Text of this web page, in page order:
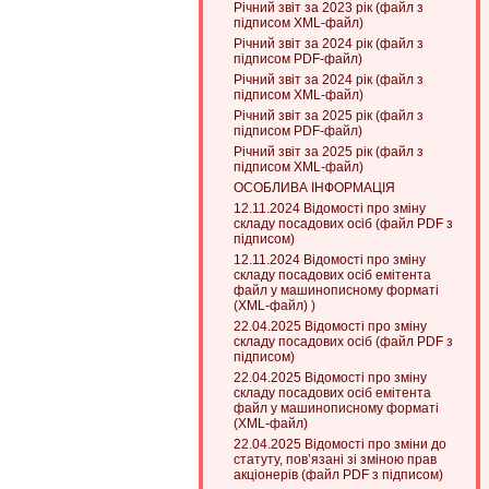
Річний звіт за 2023 рік (файл з
підписом XML-файл)
Річний звіт за 2024 рік (файл з
підписом PDF-файл)
Річний звіт за 2024 рік (файл з
підписом XML-файл)
Річний звіт за 2025 рік (файл з
підписом PDF-файл)
Річний звіт за 2025 рік (файл з
підписом XML-файл)
ОСОБЛИВА ІНФОРМАЦІЯ
12.11.2024 Відомості про зміну
складу посадових осіб (файл PDF з
підписом)
12.11.2024 Відомості про зміну
складу посадових осіб емітента
файл у машинописному форматі
(XML-файл) )
22.04.2025 Відомості про зміну
складу посадових осіб (файл PDF з
підписом)
22.04.2025 Відомості про зміну
складу посадових осіб емітента
файл у машинописному форматі
(XML-файл)
22.04.2025 Відомості про зміни до
статуту, пов’язані зі зміною прав
акціонерів (файл PDF з підписом)